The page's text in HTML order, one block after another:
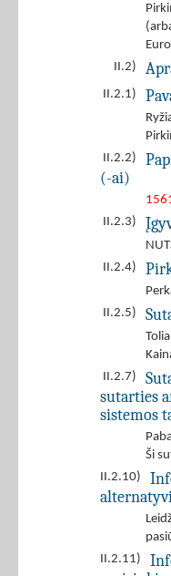
II.2)
II.2.1)
II.2.2)
(-ai)
II.2.3)
II.2.4)
II.2.5)
II.2.7)
sutarties
sistemos
Ši
II.2.10)
II.2.11)